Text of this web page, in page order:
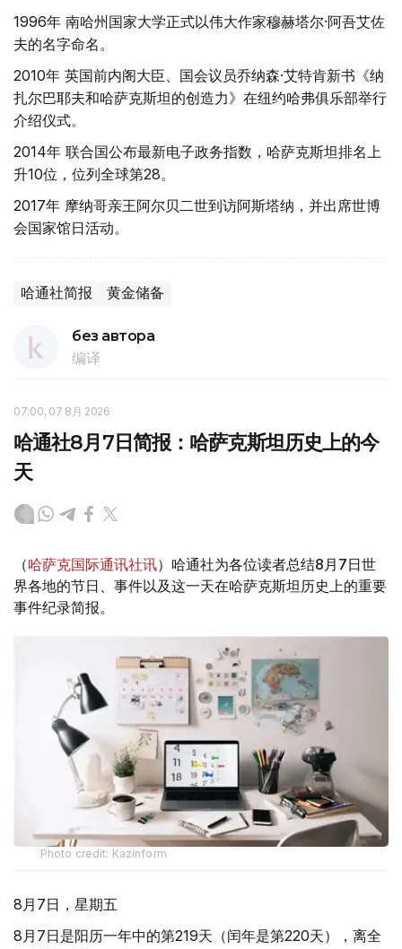
1996年 南哈州国家大学正式以伟大作家穆赫塔尔·阿吾艾佐
夫的名字命名。
2010年 英国前内阁大臣、国会议员乔纳森·艾特肯新书《纳
扎尔巴耶夫和哈萨克斯坦的创造力》在纽约哈弗俱乐部举行
介绍仪式。
2014年 联合国公布最新电子政务指数，哈萨克斯坦排名上
升10位，位列全球第28。
2017年 摩纳哥亲王阿尔贝二世到访阿斯塔纳，并出席世博
会国家馆日活动。
哈通社简报 黄金储备
без автора
编译
07:00, 07 8月 2026
哈通社8月7日简报：哈萨克斯坦历史上的今
天
（哈萨克国际通讯社讯）哈通社为各位读者总结8月7日世
界各地的节日、事件以及这一天在哈萨克斯坦历史上的重要
事件纪录简报。
Photo credit: Kazinform
8月7日，星期五
8月7日是阳历一年中的第219天（闰年是第220天），离全